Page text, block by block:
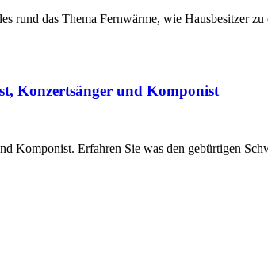
rund das Thema Fernwärme, wie Hausbesitzer
Konzertsänger und Komponist
Komponist. Erfahren Sie was den gebürtigen